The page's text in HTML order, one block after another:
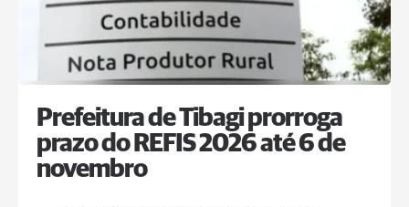
Prefeitura de Tibagi prorroga
prazo do REFIS 2026 até 6 de
novembro